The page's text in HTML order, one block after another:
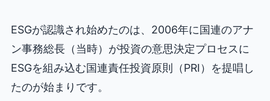
ESGが認識され始めたのは、2006年に国連のアナ
ン事務総長（当時）が投資の意思決定プロセスに
ESGを組み込む国連責任投資原則（PRI）を提唱し
たのが始まりです。